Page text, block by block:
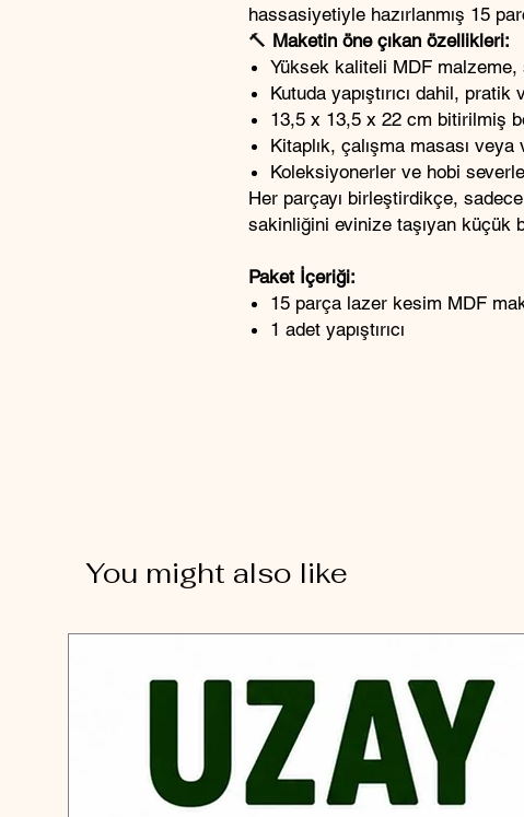
hassasiyetiyle hazırlanmış 15
🔨 Maketin öne çıkan özellikleri:
Yüksek kaliteli MDF
Kutuda yapıştırıcı dahil, pratik
13,5 x 13,5 x 22 cm bitirilmiş
Kitaplık, çalışma masası
Koleksiyonerler ve hobi
Her parçayı birleştirdikçe,
sakinliğini evinize taşıyan küçük
Paket İçeriği:
15 parça lazer kesim MDF
1 adet yapıştırıcı
You might also like